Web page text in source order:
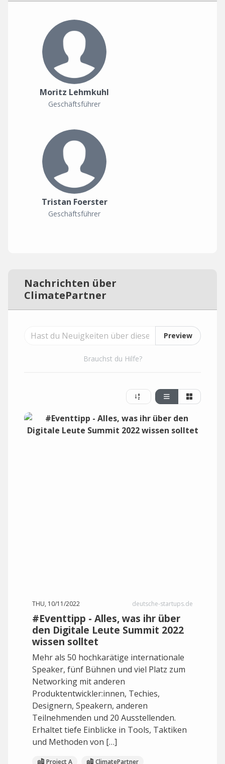
Moritz Lehmkuhl
Geschäftsführer
Tristan Foerster
Geschäftsführer
Nachrichten über
ClimatePartner
Preview
Brauchst du Hilfe?
THU, 10/11/2022 deutsche-startups.de
#Eventtipp - Alles, was ihr über
den Digitale Leute Summit 2022
wissen solltet
Mehr als 50 hochkarätige internationale
Speaker, fünf Bühnen und viel Platz zum
Networking mit anderen
Produktentwickler:innen, Techies,
Designern, Speakern, anderen
Teilnehmenden und 20 Ausstellenden.
Erhaltet tiefe Einblicke in Tools, Taktiken
und Methoden von […]
Project A ClimatePartner